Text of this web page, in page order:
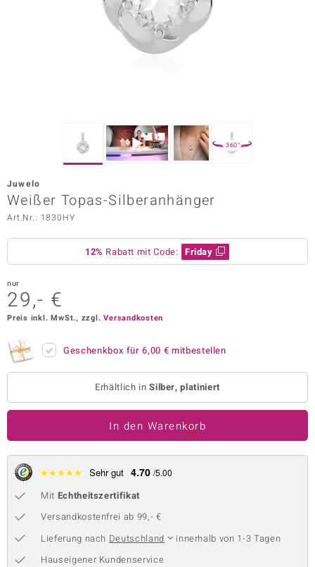
Vogue
Collection
360°
Juwelo
Weißer Topas-Silberanhänger
Art.Nr.: 1830HY
12% Rabatt mit Code: Friday
nur
29,- €
Preis inkl. MwSt., zzgl.Versandkosten
Geschenkbox für6,00 € mitbestellen
Erhältlich inSilber, platiniert
In den Warenkorb
★★★★★ Sehr gut 4.70 /5.00
Mit Echtheitszertifikat
Versandkostenfrei ab 99,- €
Lieferung nach Deutschland
innerhalb von 1-3 Tagen
Hauseigener Kundenservice